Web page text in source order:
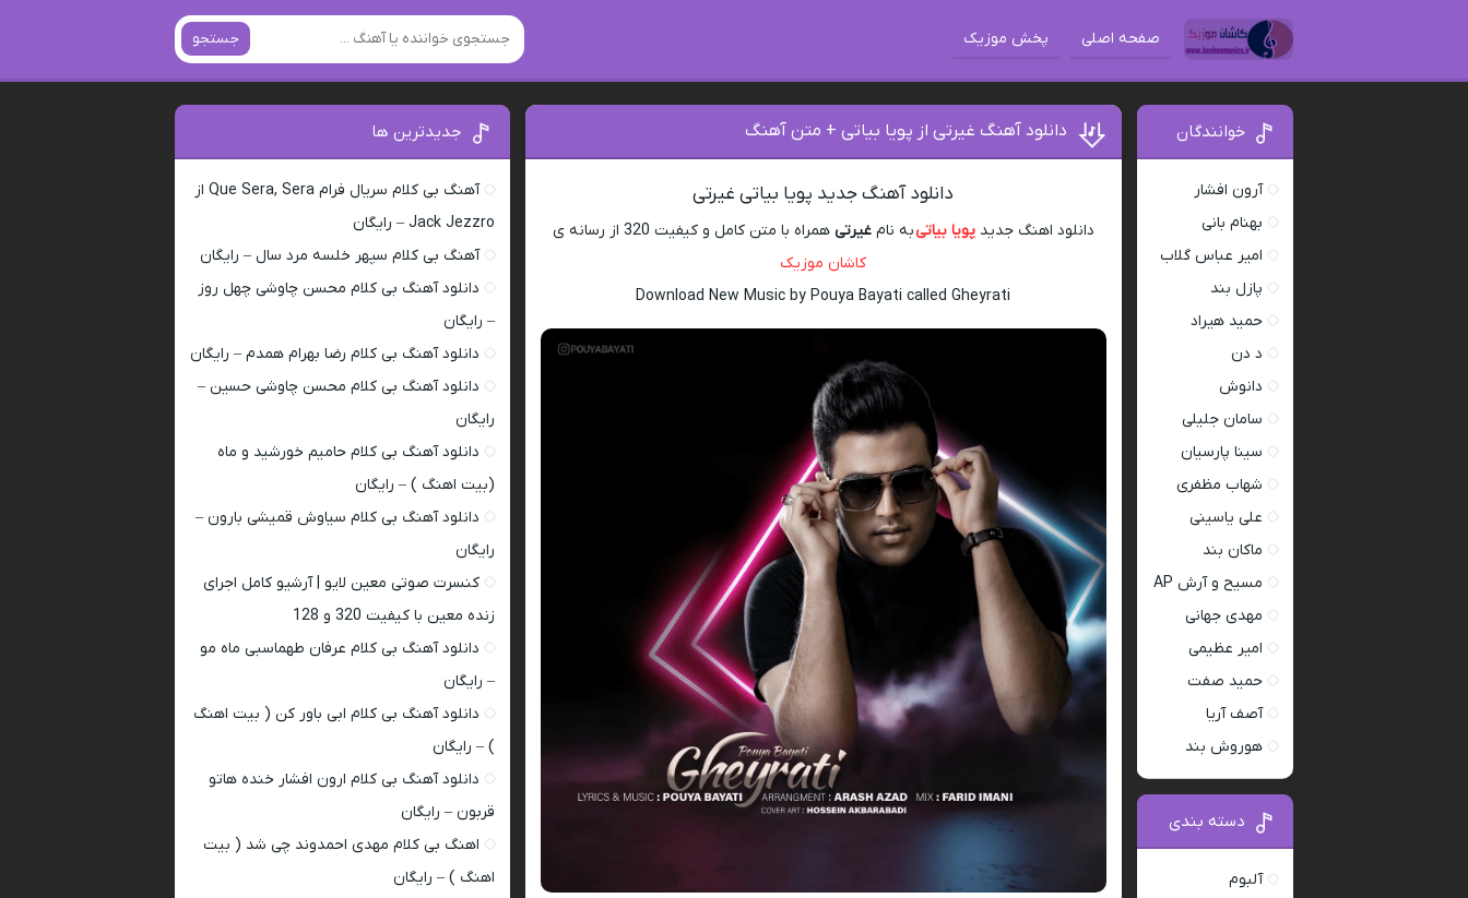
صفحه اصلی پخش موزیک جستجو
دانلود آهنگ غیرتی از پویا بیاتی + متن آهنگ
دانلود آهنگ جدید پویا بیاتی غیرتی
دانلود اهنگ جدیدپویا بیاتیبه نامغیرتی همراه با متن کامل و کیفیت 320 از رسانه ی
کاشان موزیک
Download New Music by Pouya Bayati called Gheyrati
خوانندگان
آرون افشار
بهنام بانی
امیر عباس گلاب
پازل بند
حمید هیراد
د دن
دانوش
سامان جلیلی
سینا پارسیان
شهاب مظفری
علی یاسینی
ماکان بند
مسیح و آرش AP
مهدی جهانی
امیر عظیمی
حمید صفت
آصف آریا
هوروش بند
دسته بندی
آلبوم
جدیدترین ها
آهنگ بی کلام سریال فرام Que Sera, Sera از
Jack Jezzro – رایگان
آهنگ بی کلام سپهر خلسه مرد سال – رایگان
دانلود آهنگ بی کلام محسن چاوشی چهل روز
– رایگان
دانلود آهنگ بی کلام رضا بهرام همدم – رایگان
دانلود آهنگ بی کلام محسن چاوشی حسین –
رایگان
دانلود آهنگ بی کلام حامیم خورشید و ماه
(بیت اهنگ ) – رایگان
دانلود آهنگ بی کلام سیاوش قمیشی بارون –
رایگان
کنسرت صوتی معین لایو | آرشیو کامل اجرای
زنده معین با کیفیت 320 و 128
دانلود آهنگ بی کلام عرفان طهماسبی ماه مو
– رایگان
دانلود آهنگ بی کلام ابی باور کن ( بیت اهنگ
) – رایگان
دانلود آهنگ بی کلام ارون افشار خنده هاتو
قربون – رایگان
اهنگ بی کلام مهدی احمدوند چی شد ( بیت
اهنگ ) – رایگان